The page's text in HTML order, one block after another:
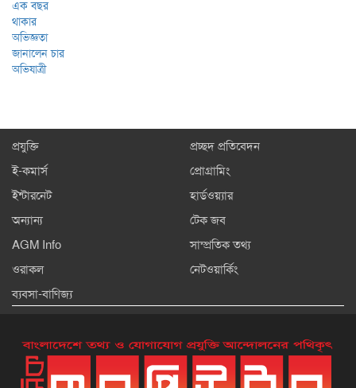
প্রযুক্তি
প্রচ্ছদ প্রতিবেদন
ই-কমার্স
প্রোগ্রামিং
ইন্টারনেট
হার্ডওয়্যার
অন্যান্য
টেক জব
AGM Info
সাম্প্রতিক তথ্য
ওরাকল
নেটওয়ার্কিং
ব্যবসা-বাণিজ্য